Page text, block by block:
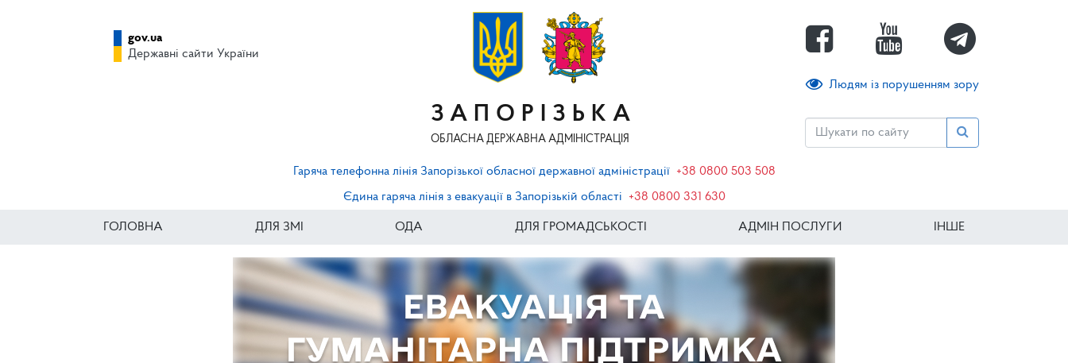
ЗАПОРІЗЬКА
ОБЛАСНА ДЕРЖАВНА АДМІНІСТРАЦІЯ
Людям із порушенням зору
gov.ua
Державні сайти України
Гаряча телефонна лінія Запорізької обласної державної адміністрації +38 0800 503 508
Єдина гаряча лінія з евакуації в Запорізькій області
+38 0800 331 630
ГОЛОВНА ДЛЯ ЗМІ ОДА ДЛЯ ГРОМАДСЬКОСТІ АДМІН ПОСЛУГИ ІНШЕ